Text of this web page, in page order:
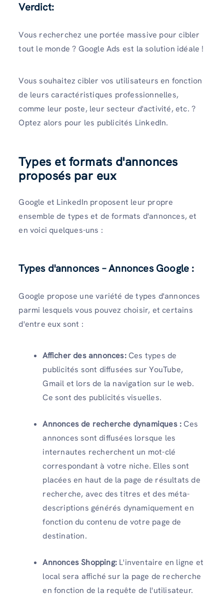
Verdict:
Vous recherchez une portée massive pour cibler
tout le monde ? Google Ads est la solution idéale !
Vous souhaitez cibler vos utilisateurs en fonction
de leurs caractéristiques professionnelles,
comme leur poste, leur secteur d'activité, etc. ?
Optez alors pour les publicités LinkedIn.
Types et formats d'annonces
proposés par eux
Google et LinkedIn proposent leur propre
ensemble de types et de formats d'annonces, et
en voici quelques-uns :
Types d'annonces –Annonces Google :
Google propose une variété de types d'annonces
parmi lesquels vous pouvez choisir, et certains
d'entre eux sont :
Afficher des annonces:Ces types de
publicités sont diffusées sur YouTube,
Gmail et lors de la navigation sur le web.
Ce sont des publicités visuelles.
Annonces de recherche dynamiques :Ces
annonces sont diffusées lorsque les
internautes recherchent un mot-clé
correspondant à votre niche. Elles sont
placées en haut de la page de résultats de
recherche, avec des titres et des méta-
descriptions générés dynamiquement en
fonction du contenu de votre page de
destination.
Annonces Shopping: L'inventaire en ligne et
local sera affiché sur la page de recherche
en fonction de la requête de l'utilisateur.